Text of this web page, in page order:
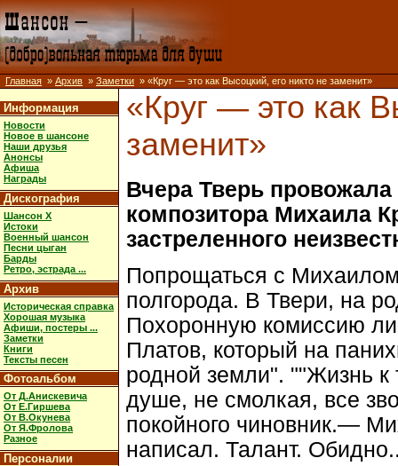
Главная » Архив » Заметки » «Круг — это как Высоцкий, его никто не заменит»
Информация
Новости
Новое в шансоне
Наши друзья
Анонсы
Афиша
Награды
Дискография
Шансон X
Истоки
Военный шансон
Песни цыган
Барды
Ретро, эстрада ...
Архив
Историческая справка
Хорошая музыка
Афиши, постеры ...
Заметки
Книги
Тексты песен
Фотоальбом
От Д.Анискевича
От Е.Гиршева
От В.Окунева
От Я.Фролова
Разное
Персоналии
«Круг — это как
заменит»
Вчера Тверь
композитора Михаила
застреленного
Попрощаться с
полгорода. В Твери, на
Похоронную комиссию
Платов, который на
родной земли". ""Жизнь
душе, не смолкая, все
покойного чиновник.—
написал. Талант.